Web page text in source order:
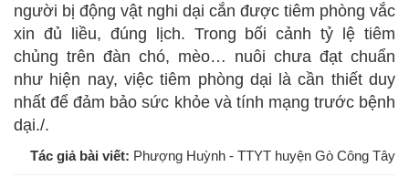
người bị động vật nghi dại cắn được tiêm phòng vắc
xin đủ liều, đúng lịch. Trong bối cảnh tỷ lệ tiêm
chủng trên đàn chó, mèo… nuôi chưa đạt chuẩn
như hiện nay, việc tiêm phòng dại là cần thiết duy
nhất để đảm bảo sức khỏe và tính mạng trước bệnh
dại./.
Tác giả bài viết: Phượng Huỳnh - TTYT huyện Gò Công Tây